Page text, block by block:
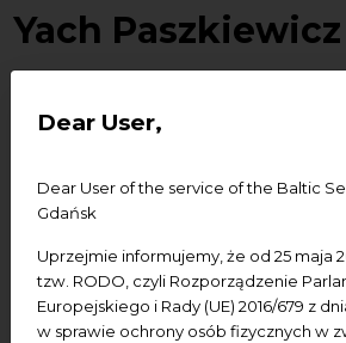
Dear User,
Dear User of the service of the Baltic
Gdańsk
Uprzejmie informujemy, że od 25 maja
tzw. RODO, czyli Rozporządzenie
Europejskiego i Rady (UE) 2016/679 z
w sprawie ochrony osób fizycznych w
Yach Paszkiewicz
reportage
The 52-minutes reportage from the
Metropolis is OKEY!
atmosphere – you can watch
to some good music and try to find
crowds.